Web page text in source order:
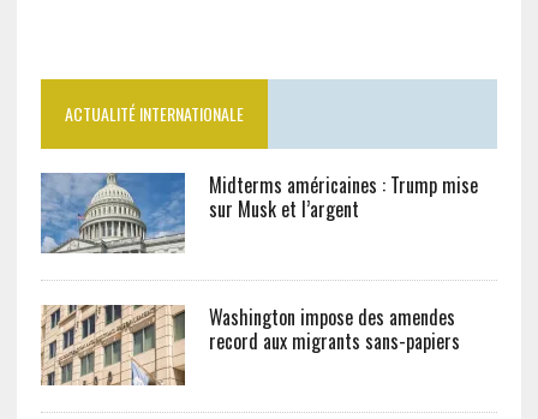
ACTUALITÉ INTERNATIONALE
Midterms américaines : Trump mise
sur Musk et l’argent
Washington impose des amendes
record aux migrants sans-papiers